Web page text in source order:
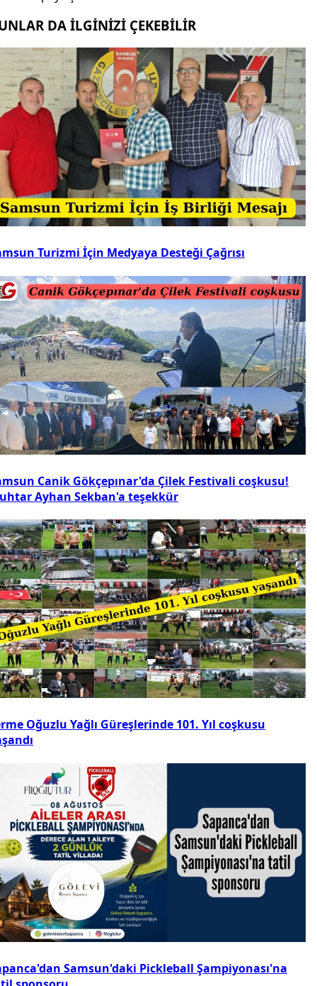
DA İLGİNİZİ ÇEKEBİLİR
Turizmi İçin Medyaya Desteği Çağrısı
Canik Gökçepınar'da Çilek Festivali coşkusu!
Ayhan Sekban'a teşekkür
Oğuzlu Yağlı Güreşlerinde 101. Yıl coşkusu
Samsun'daki Pickleball Şampiyonası'na